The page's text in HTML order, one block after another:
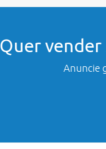
Quer vender
Anuncie